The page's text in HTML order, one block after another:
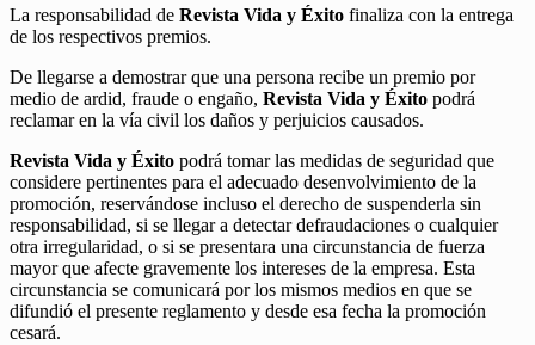
La responsabilidad de Revista Vida y Éxito finaliza con la entrega
de los respectivos premios.
De llegarse a demostrar que una persona recibe un premio por
medio de ardid, fraude o engaño, Revista Vida y Éxito podrá
reclamar en la vía civil los daños y perjuicios causados.
Revista Vida y Éxito podrá tomar las medidas de seguridad que
considere pertinentes para el adecuado desenvolvimiento de la
promoción, reservándose incluso el derecho de suspenderla sin
responsabilidad, si se llegar a detectar defraudaciones o cualquier
otra irregularidad, o si se presentara una circunstancia de fuerza
mayor que afecte gravemente los intereses de la empresa. Esta
circunstancia se comunicará por los mismos medios en que se
difundió el presente reglamento y desde esa fecha la promoción
cesará.